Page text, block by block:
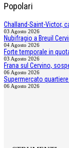
Popolari
Challand-Saint-Victor,
03 Agosto 2026
Nubifragio a Breuil
04 Agosto 2026
Forte temporale in
03 Agosto 2026
Frana sul Cervino,
06 Agosto 2026
Supermercato
06 Agosto 2026